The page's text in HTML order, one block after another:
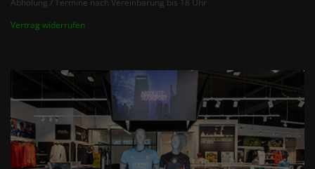
Abholung / Termine nach Vereinbarung bis 18 Uhr
Vertrag widerrufen